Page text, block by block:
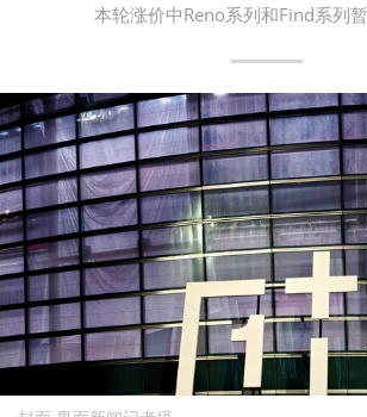
本轮涨价中Reno系列和Find系列暂